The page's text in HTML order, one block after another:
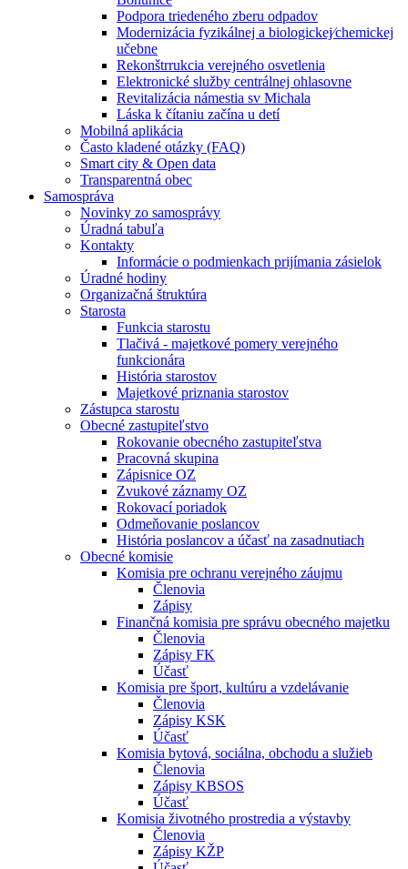
Podpora triedeného zberu odpadov
Modernizácia fyzikálnej a biologickej⁄chemickej
učebne
Rekonštrrukcia verejného osvetlenia
Elektronické služby centrálnej ohlasovne
Revitalizácia námestia sv Michala
Láska k čítaniu začína u detí
Mobilná aplikácia
Často kladené otázky (FAQ)
Smart city & Open data
Transparentná obec
Samospráva
Novinky zo samosprávy
Úradná tabuľa
Kontakty
Informácie o podmienkach prijímania zásielok
Úradné hodiny
Organizačná štruktúra
Starosta
Funkcia starostu
Tlačivá - majetkové pomery verejného
funkcionára
História starostov
Majetkové priznania starostov
Zástupca starostu
Obecné zastupiteľstvo
Rokovanie obecného zastupiteľstva
Pracovná skupina
Zápisnice OZ
Zvukové záznamy OZ
Rokovací poriadok
Odmeňovanie poslancov
História poslancov a účasť na zasadnutiach
Obecné komisie
Komisia pre ochranu verejného záujmu
Členovia
Zápisy
Finančná komisia pre správu obecného majetku
Členovia
Zápisy FK
Účasť
Komisia pre šport, kultúru a vzdelávanie
Členovia
Zápisy KSK
Účasť
Komisia bytová, sociálna, obchodu a služieb
Členovia
Zápisy KBSOS
Účasť
Komisia životného prostredia a výstavby
Členovia
Zápisy KŽP